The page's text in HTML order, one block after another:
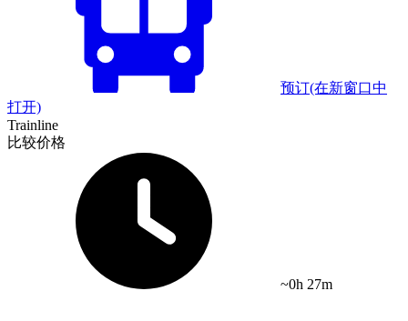
预订(在新窗口中
打开)
Trainline
比较价格
~0h 27m